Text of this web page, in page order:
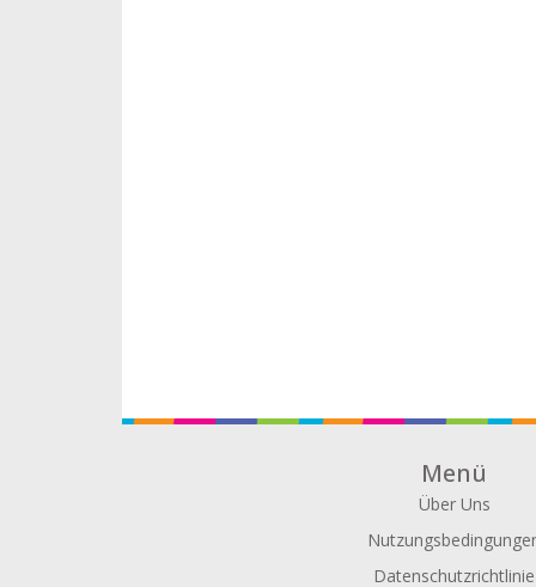
Menü
Über Uns
Datenschutzrichtlinie